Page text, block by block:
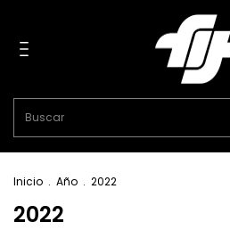
Inicio . Año . 2022
2022